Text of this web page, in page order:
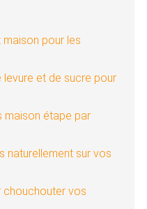
maison pour les
levure et de sucre pour
maison étape par
naturellement sur vos
chouchouter vos